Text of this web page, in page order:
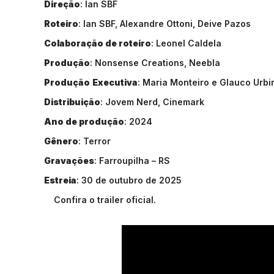
Direção: Ian SBF
Roteiro: Ian SBF, Alexandre Ottoni, Deive Pazos
Colaboração de roteiro: Leonel Caldela
Produção: Nonsense Creations, Neebla
Produção Executiva: Maria Monteiro e Glauco
Distribuição: Jovem Nerd, Cinemark
Ano de produção: 2024
Gênero: Terror
Gravações: Farroupilha – RS
Estreia: 30 de outubro de 2025
Confira o trailer oficial.